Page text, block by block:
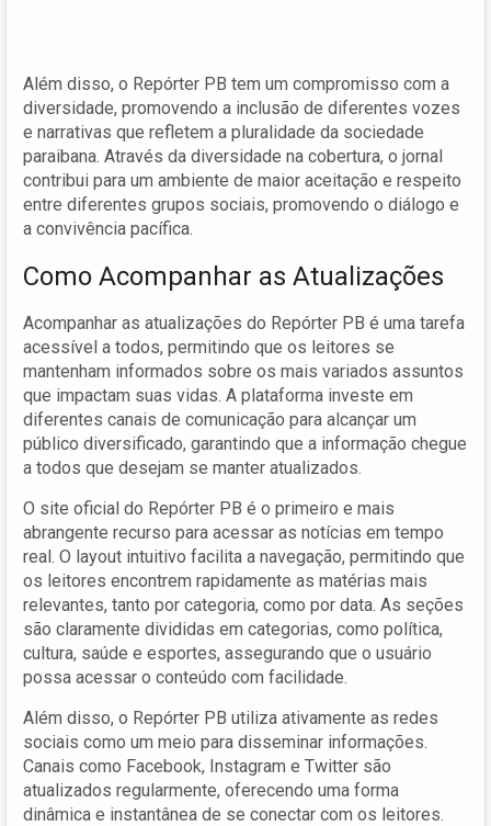
Além disso, o Repórter PB tem um compromisso com a
diversidade, promovendo a inclusão de diferentes vozes
e narrativas que refletem a pluralidade da sociedade
paraibana. Através da diversidade na cobertura, o jornal
contribui para um ambiente de maior aceitação e respeito
entre diferentes grupos sociais, promovendo o diálogo e
a convivência pacífica.
Como Acompanhar as Atualizações
Acompanhar as atualizações do Repórter PB é uma tarefa
acessível a todos, permitindo que os leitores se
mantenham informados sobre os mais variados assuntos
que impactam suas vidas. A plataforma investe em
diferentes canais de comunicação para alcançar um
público diversificado, garantindo que a informação chegue
a todos que desejam se manter atualizados.
O site oficial do Repórter PB é o primeiro e mais
abrangente recurso para acessar as notícias em tempo
real. O layout intuitivo facilita a navegação, permitindo que
os leitores encontrem rapidamente as matérias mais
relevantes, tanto por categoria, como por data. As seções
são claramente divididas em categorias, como política,
cultura, saúde e esportes, assegurando que o usuário
possa acessar o conteúdo com facilidade.
Além disso, o Repórter PB utiliza ativamente as redes
sociais como um meio para disseminar informações.
Canais como Facebook, Instagram e Twitter são
atualizados regularmente, oferecendo uma forma
dinâmica e instantânea de se conectar com os leitores.